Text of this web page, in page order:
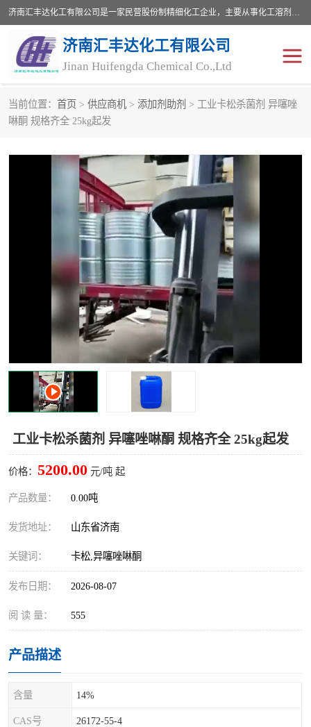
济南汇丰达化工有限公司是一家民营股份制精细化工企业，主要从事化工溶剂、药用辅料、合成中间体等深加工产品的研制开发、生产、销售和进出口贸易。主营产品：环氧丙烷，十二烷基苯，甲基磺酸，磺酸，DMF，DMAC，甘油，苯甲醇，乙酰氯，甲基丙烯酸，甲基丙烯酸甲酯，叔丁醇，异辛酸，二乙烯三胺，一乙，二乙‎，三乙醇胺，原乙酸三甲酯等化工产品及中间体。欢迎各界朋友洽谈咨询业务。
济南汇丰达化工有限公司
Jinan Huifengda Chemical Co.,Ltd
当前位置： 首页 > 供应商机 > 添加剂助剂 > 工业卡松杀菌剂 异噻唑
啉酮 规格齐全 25kg起发
工业卡松杀菌剂 异噻唑啉酮 规格齐全 25kg起发
价格： 5200.00 元/吨 起
产品数量： 0.00吨
发货地址： 山东省济南
关键词： 卡松,异噻唑啉酮
发布日期： 2026-08-07
阅 读 量： 555
产品描述
含量 14%
CAS号 26172-55-4
胺类
醇类 醚类
酚类
无机化工原料
无机盐 有机溶剂
添加剂助剂 十二烷基苯
十二烷基苯磺酸 甲醇钠
三乙胺
丙二醇甲醚醋酸酯
醛类
酯类
烷烃化工原料